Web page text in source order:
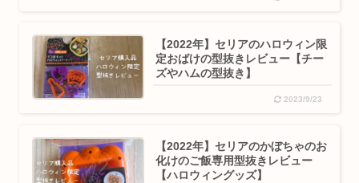
【2022年】セリアのハロウィン限
定おばけの型抜きレビュー【チー
ズやハムの型抜き】
2023/9/23
【2022年】セリアのかぼちゃのお
化けのご飯専用型抜きレビュー
【ハロウィングッズ】